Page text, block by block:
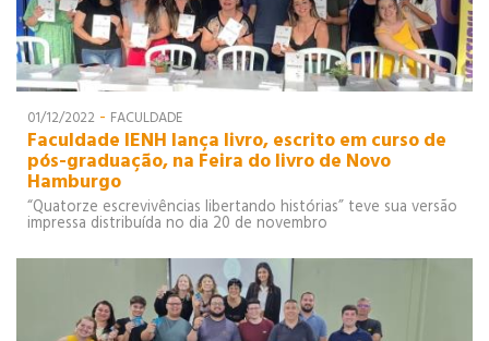
01/12/2022 - FACULDADE
Faculdade IENH lança livro, escrito em curso de
pós-graduação, na Feira do livro de Novo
Hamburgo
“Quatorze escrevivências libertando histórias” teve sua versão
impressa distribuída no dia 20 de novembro